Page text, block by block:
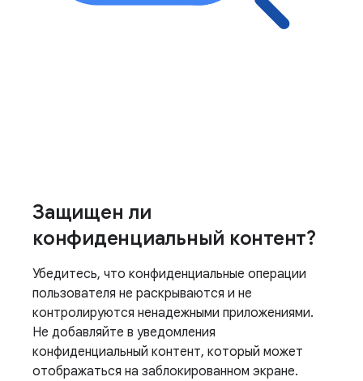
Защищен ли
конфиденциальный контент?
Убедитесь, что конфиденциальные операции
пользователя не раскрываются и не
контролируются ненадежными приложениями.
Не добавляйте в уведомления
конфиденциальный контент, который может
отображаться на заблокированном экране.